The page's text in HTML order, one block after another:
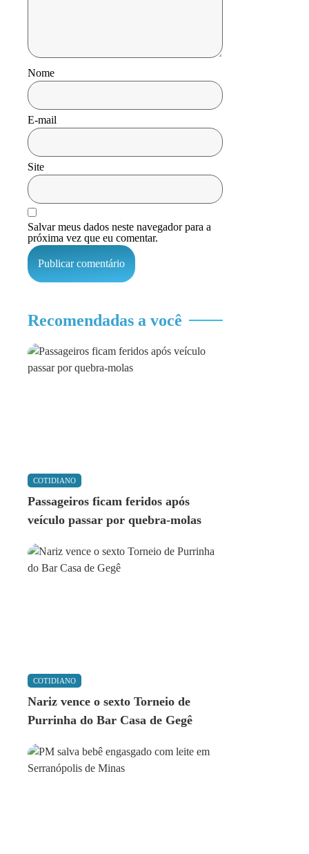
Nome
E-mail
Site
Salvar meus dados neste navegador para a
próxima vez que eu comentar.
Recomendadas a você
COTIDIANO
Passageiros ficam feridos após
veículo passar por quebra-molas
COTIDIANO
Nariz vence o sexto Torneio de
Purrinha do Bar Casa de Gegê